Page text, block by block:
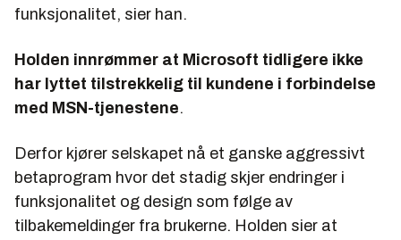
funksjonalitet, sier han.
Holden innrømmer at Microsoft tidligere ikke
har lyttet tilstrekkelig til kundene i forbindelse
med MSN-tjenestene.
Derfor kjører selskapet nå et ganske aggressivt
betaprogram hvor det stadig skjer endringer i
funksjonalitet og design som følge av
tilbakemeldinger fra brukerne. Holden sier at